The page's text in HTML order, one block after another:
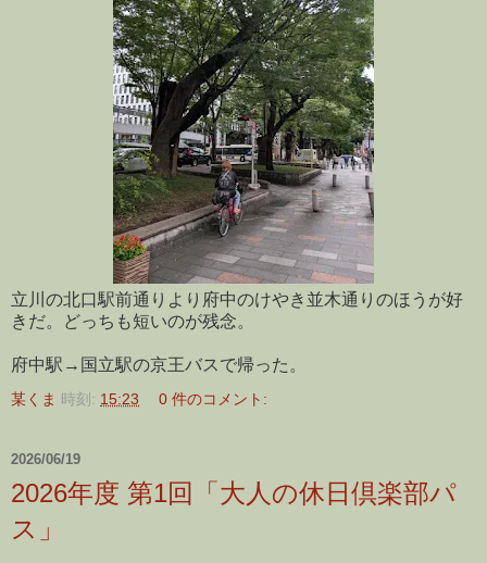
立川の北口駅前通りより府中のけやき並木通りのほうが好
きだ。どっちも短いのが残念。
府中駅→国立駅の京王バスで帰った。
某くま 時刻: 15:23 0 件のコメント:
2026/06/19
2026年度 第1回「大人の休日倶楽部パ
ス」